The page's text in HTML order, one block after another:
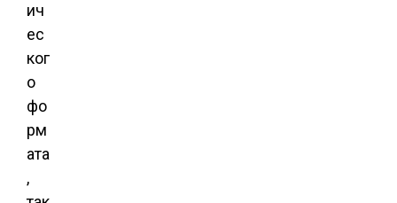
ич
ес
ког
о
фо
рм
ата
,